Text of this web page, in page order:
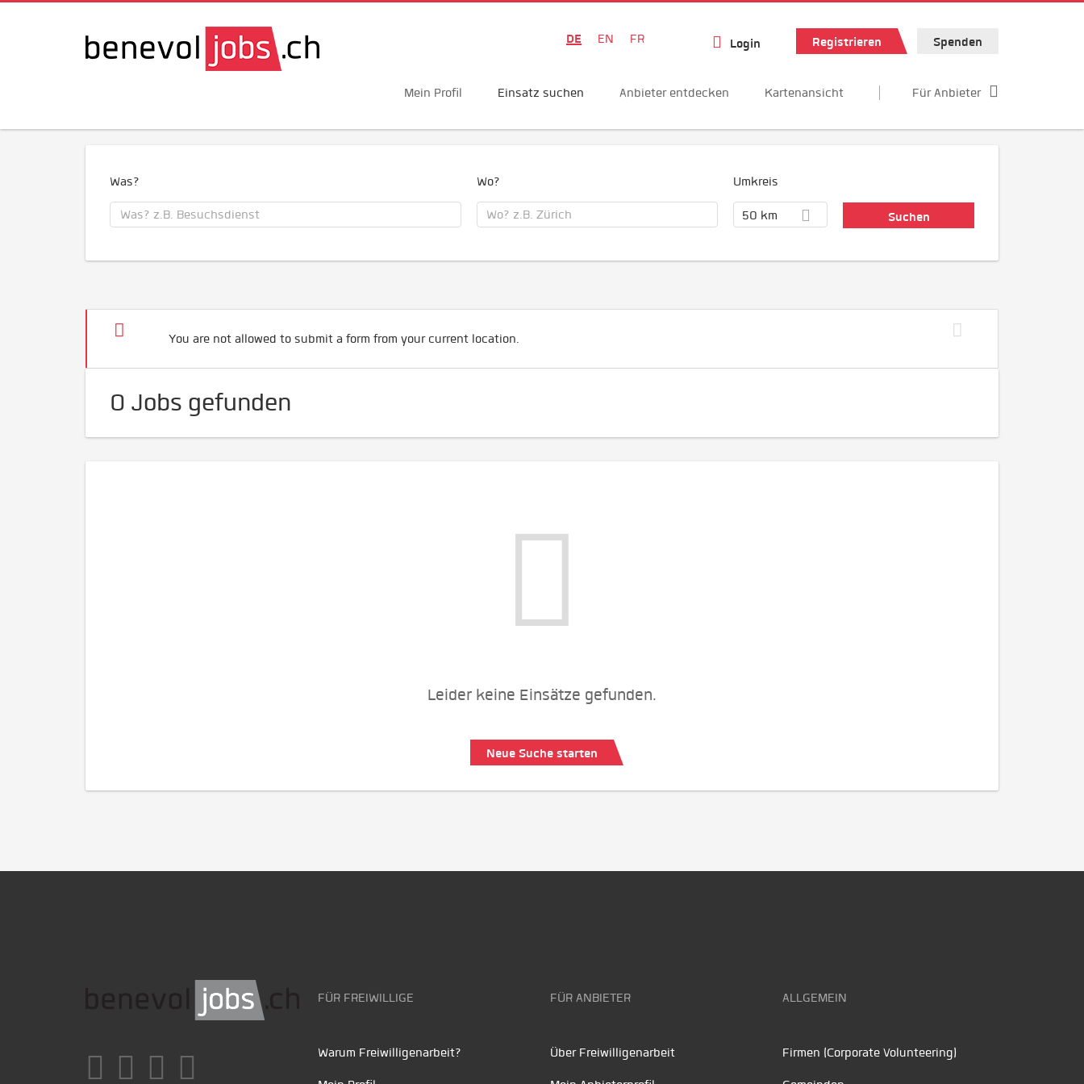
DE EN FR Login Registrieren Spenden
Mein Profil Einsatz suchen Anbieter entdecken Kartenansicht Für Anbieter
Was? Wo? Umkreis
50 km
You are not allowed to submit a form from your current location.
0 Jobs gefunden
Leider keine Einsätze gefunden.
Neue Suche starten
FÜR FREIWILLIGE
Warum Freiwilligenarbeit?
FÜR ANBIETER
Über Freiwilligenarbeit
ALLGEMEIN
Firmen (Corporate Volunteering)